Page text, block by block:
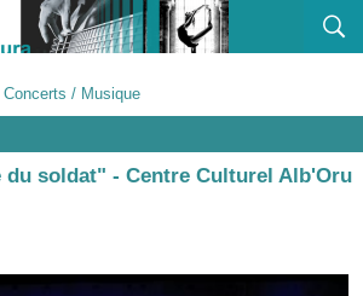
Concerts / Musique
du soldat" - Centre Culturel Alb'Oru